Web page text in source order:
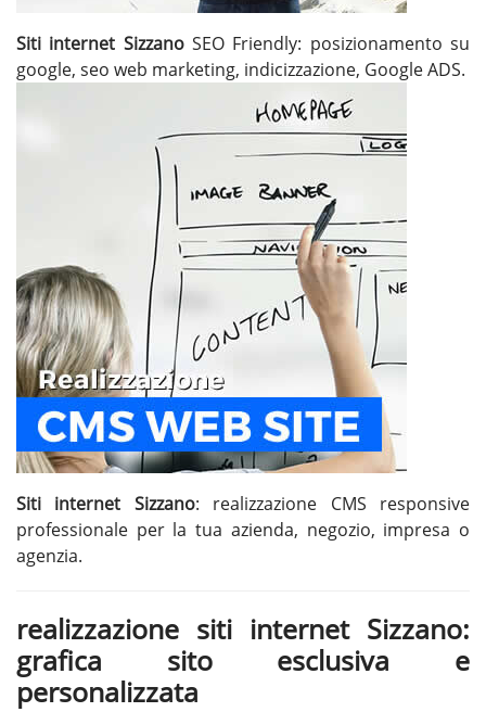
Siti internet SizzanoSEO Friendly: posizionamento su
google, seo web marketing, indicizzazione, Google ADS.
Siti internet Sizzano: realizzazione CMS responsive
professionale per la tua azienda, negozio, impresa o
agenzia.
realizzazione siti internet Sizzano:
grafica sito esclusiva e
personalizzata